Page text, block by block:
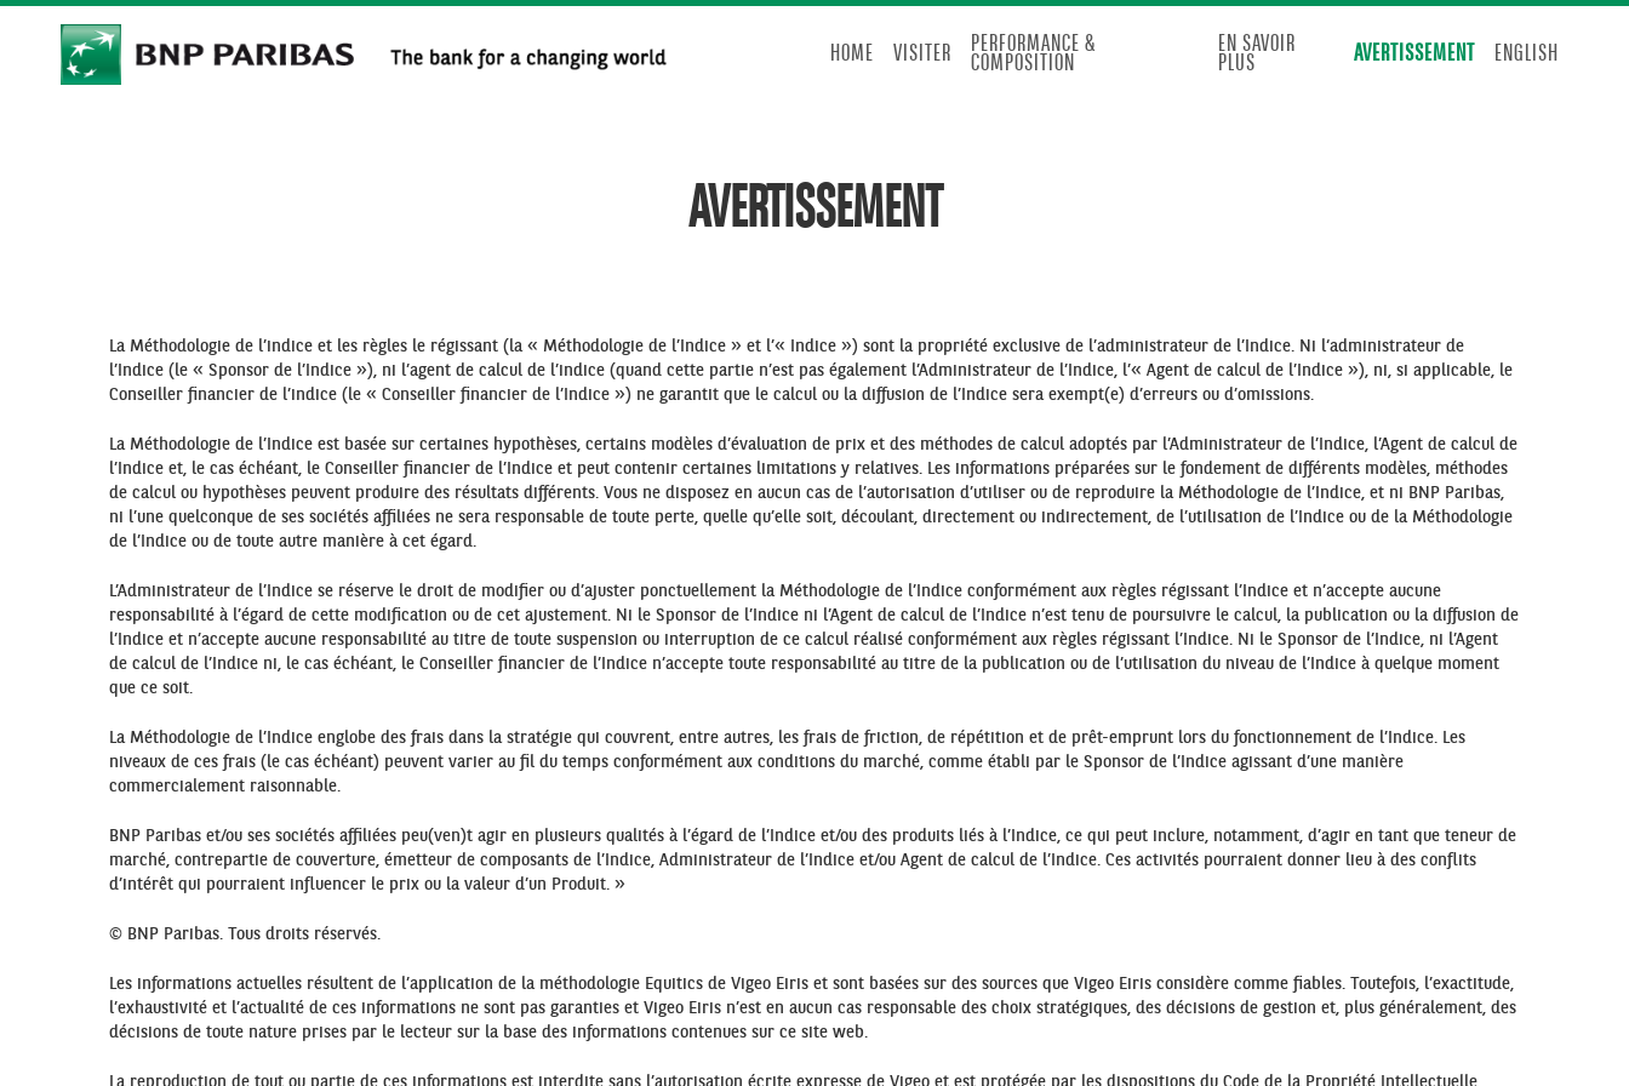
Skip
HOME VISITER
PERFORMANCE &
COMPOSITION
EN SAVOIR
PLUS
AVERTISSEMENT ENGLISH
AVERTISSEMENT
La Méthodologie de l’indice et les règles le régissant (la « Méthodologie de l’Indice » et l’« Indice ») sont la propriété exclusive de l’administrateur de l’Indice. Ni l‘administrateur de
l’Indice (le « Sponsor de l’Indice »), ni l’agent de calcul de l’indice (quand cette partie n’est pas également l’Administrateur de l’Indice, l’« Agent de calcul de l’Indice »), ni, si applicable, le
Conseiller financier de l’indice (le « Conseiller financier de l’Indice ») ne garantit que le calcul ou la diffusion de l’Indice sera exempt(e) d’erreurs ou d’omissions.
La Méthodologie de l’Indice est basée sur certaines hypothèses, certains modèles d’évaluation de prix et des méthodes de calcul adoptés par l’Administrateur de l’Indice, l’Agent de calcul de
l’Indice et, le cas échéant, le Conseiller financier de l’Indice et peut contenir certaines limitations y relatives. Les informations préparées sur le fondement de différents modèles, méthodes
de calcul ou hypothèses peuvent produire des résultats différents. Vous ne disposez en aucun cas de l’autorisation d’utiliser ou de reproduire la Méthodologie de l’Indice, et ni BNP Paribas,
ni l’une quelconque de ses sociétés affiliées ne sera responsable de toute perte, quelle qu’elle soit, découlant, directement ou indirectement, de l’utilisation de l’Indice ou de la Méthodologie
de l’Indice ou de toute autre manière à cet égard.
L’Administrateur de l’Indice se réserve le droit de modifier ou d’ajuster ponctuellement la Méthodologie de l’Indice conformément aux règles régissant l’Indice et n’accepte aucune
responsabilité à l’égard de cette modification ou de cet ajustement. Ni le Sponsor de l’Indice ni l’Agent de calcul de l’Indice n’est tenu de poursuivre le calcul, la publication ou la diffusion de
l’Indice et n’accepte aucune responsabilité au titre de toute suspension ou interruption de ce calcul réalisé conformément aux règles régissant l’Indice. Ni le Sponsor de l’Indice, ni l’Agent
de calcul de l’Indice ni, le cas échéant, le Conseiller financier de l’Indice n’accepte toute responsabilité au titre de la publication ou de l’utilisation du niveau de l’Indice à quelque moment
que ce soit.
La Méthodologie de l’Indice englobe des frais dans la stratégie qui couvrent, entre autres, les frais de friction, de répétition et de prêt-emprunt lors du fonctionnement de l’Indice. Les
niveaux de ces frais (le cas échéant) peuvent varier au fil du temps conformément aux conditions du marché, comme établi par le Sponsor de l’Indice agissant d’une manière
commercialement raisonnable.
BNP Paribas et/ou ses sociétés affiliées peu(ven)t agir en plusieurs qualités à l’égard de l’Indice et/ou des produits liés à l’Indice, ce qui peut inclure, notamment, d’agir en tant que teneur de
marché, contrepartie de couverture, émetteur de composants de l’Indice, Administrateur de l’Indice et/ou Agent de calcul de l’Indice. Ces activités pourraient donner lieu à des conflits
d’intérêt qui pourraient influencer le prix ou la valeur d’un Produit. »
© BNP Paribas. Tous droits réservés.
Les informations actuelles résultent de l’application de la méthodologie Equitics de Vigeo Eiris et sont basées sur des sources que Vigeo Eiris considère comme fiables. Toutefois, l’exactitude,
l’exhaustivité et l’actualité de ces informations ne sont pas garanties et Vigeo Eiris n’est en aucun cas responsable des choix stratégiques, des décisions de gestion et, plus généralement, des
décisions de toute nature prises par le lecteur sur la base des informations contenues sur ce site web.
La reproduction de tout ou partie de ces informations est interdite sans l’autorisation écrite expresse de Vigeo et est protégée par les dispositions du Code de la Propriété Intellectuelle.